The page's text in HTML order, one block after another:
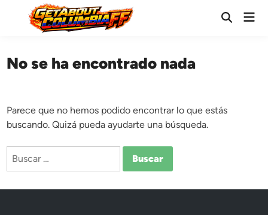
contenido
Abrir
No se ha encontrado nada
Parece que no hemos podido encontrar lo que estás
buscando. Quizá pueda ayudarte una búsqueda.
Buscar: